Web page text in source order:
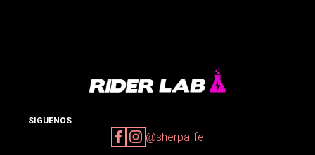
SIGUENOS
@sherpalife